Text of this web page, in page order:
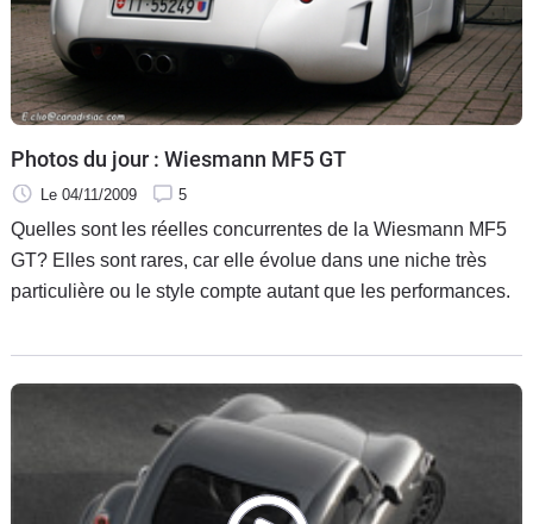
Photos du jour : Wiesmann MF5 GT
Le 04/11/2009 5
Quelles sont les réelles concurrentes de la Wiesmann MF5
GT? Elles sont rares, car elle évolue dans une niche très
particulière ou le style compte autant que les performances.